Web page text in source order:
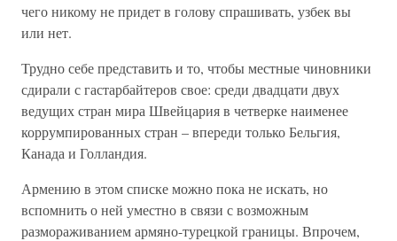
чего никому не придет в голову спрашивать, узбек вы
или нет.
Трудно себе представить и то, чтобы местные чиновники
сдирали с гастарбайтеров свое: среди двадцати двух
ведущих стран мира Швейцария в четверке наименее
коррумпированных стран – впереди только Бельгия,
Канада и Голландия.
Армению в этом списке можно пока не искать, но
вспомнить о ней уместно в связи с возможным
размораживанием армяно-турецкой границы. Впрочем,